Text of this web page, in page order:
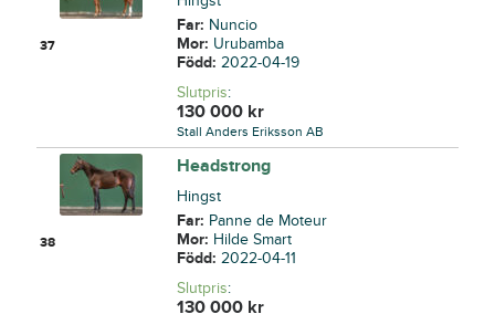
37
Far: Nuncio
Mor: Urubamba
Född:2022-04-19
Slutpris:
130 000 kr
Stall Anders Eriksson AB
38
Headstrong
Hingst
Far: Panne de Moteur
Mor: Hilde Smart
Född:2022-04-11
Slutpris:
130 000 kr